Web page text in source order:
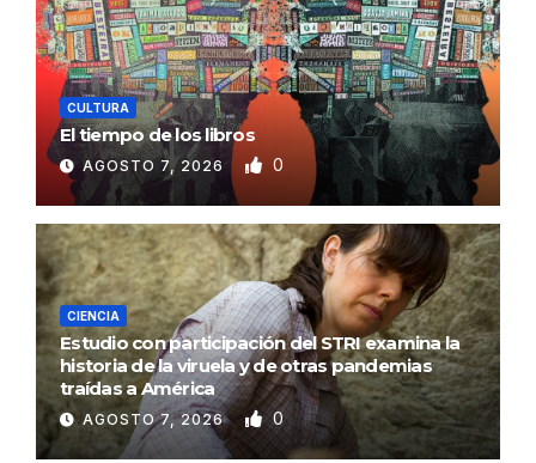
CULTURA
El tiempo de los libros
AGOSTO 7, 2026 0
CIENCIA
Estudio con participación del STRI examina la
historia de la viruela y de otras pandemias
traídas a América
AGOSTO 7, 2026 0